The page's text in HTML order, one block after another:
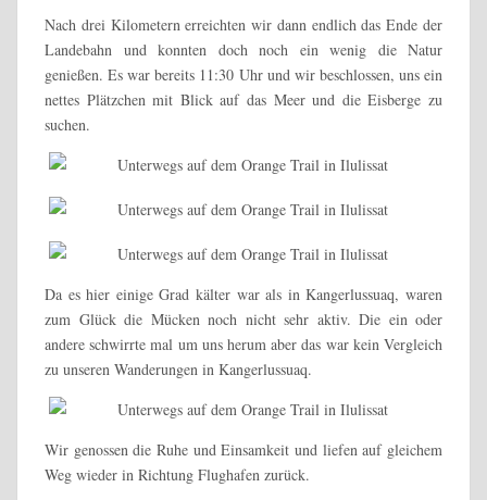
Nach drei Kilometern erreichten wir dann endlich das Ende der
Landebahn und konnten doch noch ein wenig die Natur
genießen. Es war bereits 11:30 Uhr und wir beschlossen, uns ein
nettes Plätzchen mit Blick auf das Meer und die Eisberge zu
suchen.
Da es hier einige Grad kälter war als in Kangerlussuaq, waren
zum Glück die Mücken noch nicht sehr aktiv. Die ein oder
andere schwirrte mal um uns herum aber das war kein Vergleich
zu unseren Wanderungen in Kangerlussuaq.
Wir genossen die Ruhe und Einsamkeit und liefen auf gleichem
Weg wieder in Richtung Flughafen zurück.